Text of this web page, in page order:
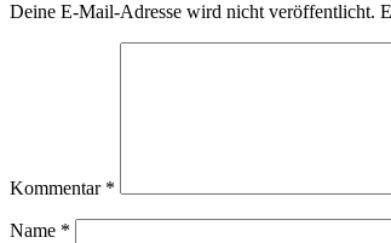
Deine E-Mail-Adresse wird nicht veröffentlicht.
Kommentar *
Name *